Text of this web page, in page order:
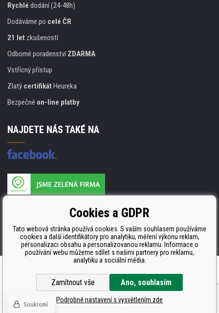
Rychlé dodání (24-48h)
Dodáváme po celé ČR
21 let zkušeností
Odborné poradenstvíZDARMA
Vstřícný přístup
Zlatý certifikát Heureka
Bezpečné on-line platby
NAJDETE NÁS TAKÉ NA
ISO 9001. ISO 14001 a STMC.
WWW stránkydodalBINARGON.cz
© Všechna práva vyhrazena CDRmarket.cz -
Cookies a GDPR
Tato webová stránka používá cookies. S vaším souhlasem používáme
cookies a další identifikátory pro analytiku, měření výkonu reklam,
personalizaci obsahu a personalizovanou reklamu. Informace o
používání webu můžeme sdílet s našimi partnery pro reklamu,
analytiku a sociální média.
Zamítnout vše Ano, souhlasím
Podrobné nastavení s vysvětlením zde
Soukromí